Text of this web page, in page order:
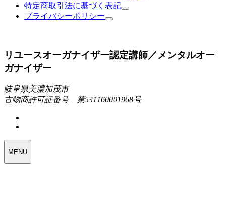
特定商取引法に基づく表記
プライバシーポリシー
リユースオーガナイザー認定講師／メンタルオー
ガナイザー
岐阜県美濃加茂市
古物商許可証番号 第531160001968号
MENU